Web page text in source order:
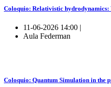
Coloquio: Relativistic hydrodynamics:
11-06-2026 14:00 |
Aula Federman
Coloquio: Quantum Simulation in the